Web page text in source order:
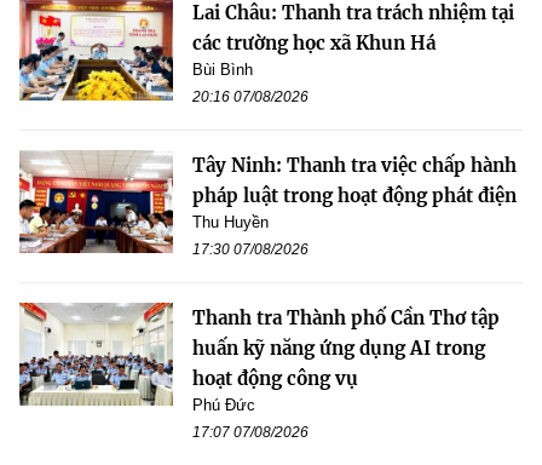
Lai Châu: Thanh tra trách nhiệm tại
các trường học xã Khun Há
Bùi Bình
20:16 07/08/2026
Tây Ninh: Thanh tra việc chấp hành
pháp luật trong hoạt động phát điện
Thu Huyền
17:30 07/08/2026
Thanh tra Thành phố Cần Thơ tập
huấn kỹ năng ứng dụng AI trong
hoạt động công vụ
Phú Đức
17:07 07/08/2026